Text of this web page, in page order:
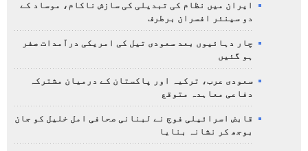
ایران میں نظام کی تبدیلی کی سازش ناکام، موساد کے
دو سینئر افسران برطرف
چار دہائیوں بعد سعودی تیل کی امریکی درآمدات صفر
ہو گئیں
سعودی عرب، ترکیہ اور پاکستان کے درمیان مشترکہ
دفاعی معاہدہ متوقع
قابض اسرائیلی فوج نے لبنانی صحافی امل خلیل کو جان
بوجھ کر نشانہ بنایا